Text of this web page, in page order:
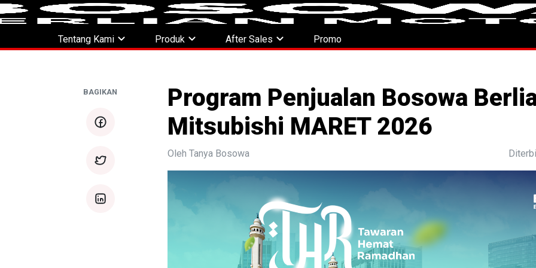
Tentang Kami expand_more Produk expand_more After Sales expand_more Promo
BAGIKAN
facebook
twitter
linkedin
Program Penjualan Bosowa
Mitsubishi MARET 2026
Oleh Tanya Bosowa